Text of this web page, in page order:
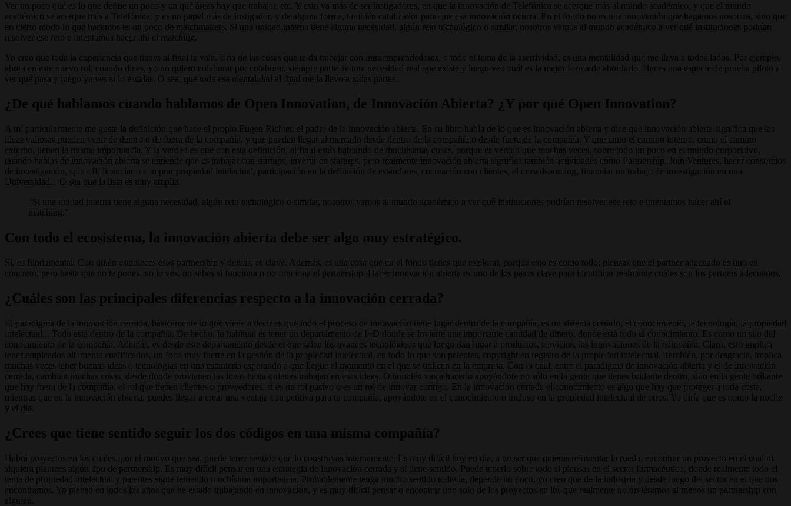
Ver un poco qué es lo que define un poco y en qué áreas hay que trabajar, etc. Y esto va más de ser instigadores, en que la innovación de Telefónica se acerque más al mundo académico, y que el mundo
académico se acerque más a Telefónica, y es un papel más de instigador, y de alguna forma, también catalizador para que esa innovación ocurra. En el fondo no es una innovación que hagamos nosotros, sino que
en cierto modo lo que hacemos es un poco de matchmakers. Si una unidad interna tiene alguna necesidad, algún reto tecnológico o similar, nosotros vamos al mundo académico a ver qué instituciones podrían
resolver ese reto e intentamos hacer ahí el matching.
Yo creo que toda la experiencia que tienes al final te vale. Una de las cosas que te da trabajar con intraemprendedores, o todo el tema de la asertividad, es una mentalidad que me lleva a todos lados. Por ejemplo,
ahora en este nuevo rol, cuando dices, yo no quiero colaborar por colaborar, siempre parte de una necesidad real que existe y luego veo cuál es la mejor forma de abordarlo. Haces una especie de prueba piloto a
ver qué pasa y luego ya ves si lo escalas. O sea, que toda esa mentalidad al final me la llevo a todas partes.
¿De qué hablamos cuando hablamos de Open Innovation, de Innovación Abierta? ¿Y por qué Open Innovation?
A mí particularmente me gusta la definición que hace el propio Eugen Richter, el padre de la innovación abierta. En su libro habla de lo que es innovación abierta y dice que innovación abierta significa que las
ideas valiosas pueden venir de dentro o de fuera de la compañía, y que pueden llegar al mercado desde dentro de la compañía o desde fuera de la compañía. Y que tanto el camino interno, como el camino
externo, tienen la misma importancia. Y la verdad es que con esta definición, al final estás hablando de muchísimas cosas, porque es verdad que muchas veces, sobre todo un poco en el mundo corporativo,
cuando hablas de innovación abierta se entiende que es trabajar con startups, invertir en startups, pero realmente innovación abierta significa también actividades como Partnership, Join Ventures, hacer consorcios
de investigación, spin off, licenciar o comprar propiedad intelectual, participación en la definición de estándares, cocreación con clientes, el crowdsourcing, financiar un trabajo de investigación en una
Universidad... O sea que la lista es muy amplia.
Si una unidad interna tiene alguna necesidad, algún reto tecnológico o similar, nosotros vamos al mundo académico a ver qué instituciones podrían resolver ese reto e intentamos hacer ahí el
matching.
Con todo el ecosistema, la innovación abierta debe ser algo muy estratégico.
Sí, es fundamental. Con quién estableces esos partnership y demás, es clave. Además, es una cosa que en el fondo tienes que explorar, porque esto es como todo; piensas que el partner adecuado es uno en
concreto, pero hasta que no te pones, no lo ves, no sabes si funciona o no funciona el partnership. Hacer innovación abierta es uno de los pasos clave para identificar realmente cuáles son los partners adecuados.
¿Cuáles son las principales diferencias respecto a la innovación cerrada?
El paradigma de la innovación cerrada, básicamente lo que viene a decir es que todo el proceso de innovación tiene lugar dentro de la compañía, es un sistema cerrado, el conocimiento, la tecnología, la propiedad
intelectual... Todo está dentro de la compañía. De hecho, lo habitual es tener un departamento de I+D donde se invierte una importante cantidad de dinero, donde está todo el conocimiento. Es como un silo del
conocimiento de la compañía. Además, es desde este departamento desde el que salen los avances tecnológicos que luego dan lugar a productos, servicios, las innovaciones de la compañía. Claro, esto implica
tener empleados altamente cualificados, un foco muy fuerte en la gestión de la propiedad intelectual, en todo lo que son patentes, copyright en registro de la propiedad intelectual. También, por desgracia, implica
muchas veces tener buenas ideas o tecnologías en una estantería esperando a que llegue el momento en el que se utilicen en la empresa. Con lo cual, entre el paradigma de innovación abierta y el de innovación
cerrada, cambian muchas cosas, desde donde provienen las ideas hasta quienes trabajan en esas ideas. O también vas a hacerlo apoyándote no sólo en la gente que tienes brillante dentro, sino en la gente brillante
que hay fuera de la compañía, el rol que tienen clientes o proveedores, si es un rol pasivo o es un rol de innovar contigo. En la innovación cerrada el conocimiento es algo que hay que proteger a toda costa,
mientras que en la innovación abierta, puedes llegar a crear una ventaja competitiva para tu compañía, apoyándote en el conocimiento o incluso en la propiedad intelectual de otros. Yo diría que es como la noche
y el día.
¿Crees que tiene sentido seguir los dos códigos en una misma compañía?
Habrá proyectos en los cuales, por el motivo que sea, puede tener sentido que lo construyas internamente. Es muy difícil hoy en día, a no ser que quieras reinventar la rueda, encontrar un proyecto en el cual ni
siquiera plantees algún tipo de partnership. Es muy difícil pensar en una estrategia de innovación cerrada y si tiene sentido. Puede tenerlo sobre todo si piensas en el sector farmacéutico, donde realmente todo el
tema de propiedad intelectual y patentes sigue teniendo muchísima importancia. Probablemente tenga mucho sentido todavía, depende un poco, yo creo que de la industria y desde luego del sector en el que nos
encontramos. Yo pienso en todos los años que he estado trabajando en innovación, y es muy difícil pensar o encontrar uno solo de los proyectos en los que realmente no tuviéramos al menos un partnership con
alguien.